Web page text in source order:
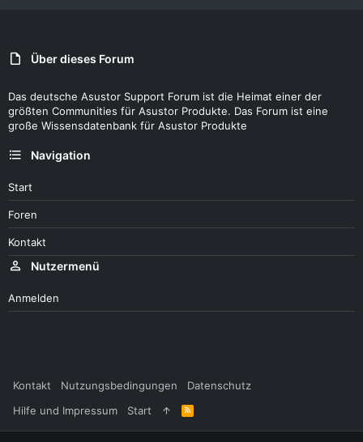
Über dieses Forum
Das deutsche Asustor Support Forum ist die Heimat einer der
größten Communities für Asustor Produkte. Das Forum ist eine
große Wissensdatenbank für Asustor Produkte
Navigation
Start
Foren
Kontakt
Nutzermenü
Anmelden
Kontakt Nutzungsbedingungen
Datenschutz
Hilfe und Impressum
Start
R
S
S